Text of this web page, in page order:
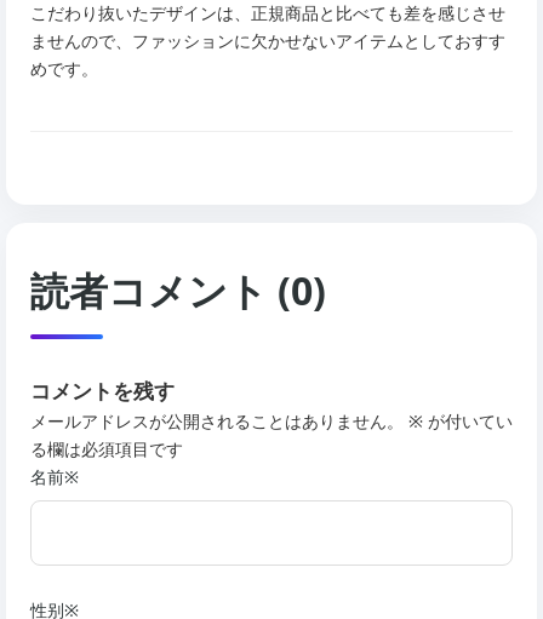
こだわり抜いたデザインは、正規商品と比べても差を感じさせ
ませんので、ファッションに欠かせないアイテムとしておすす
めです。
読者コメント (0)
コメントを残す
メールアドレスが公開されることはありません。 ※ が付いてい
る欄は必須項目です
名前※
性别※